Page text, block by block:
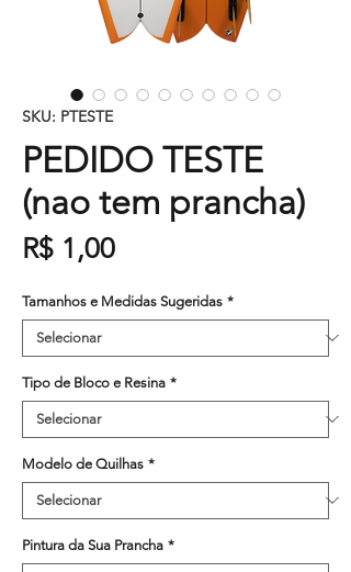
SKU: PTESTE
PEDIDO TESTE
(nao tem prancha)
R$ 1,00Preço
Tamanhos e Medidas Sugeridas *
Tipo de Bloco e Resina *
Modelo de Quilhas *
Pintura da Sua Prancha *